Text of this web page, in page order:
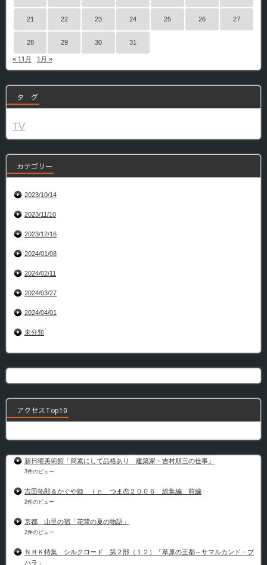
21 22 23 24 25 26 27
28 29 30 31
« 11月 1月 »
タ グ
TV
カテゴリー
2023/10/14
2023/11/10
2023/12/16
2024/01/08
2024/02/11
2024/03/27
2024/04/01
未分類
アクセスTop10
新日曜美術館「簡素にして品格あり 建築家・吉村順三の仕事」
3件のビュー
吉田拓郎＆かぐや姫 ｉｎ つま恋２００６ 総集編 前編
2件のビュー
京都 山里の宿「花背の夏の物語」
2件のビュー
ＮＨＫ特集 シルクロード 第２部（１２）「草原の王都～サマルカンド・ブ
ハラ」